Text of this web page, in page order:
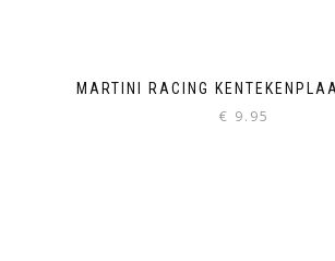
MARTINI RACING
€ 9.95